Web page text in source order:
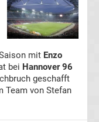
mit Enzo
bei Hannover 96
geschafft
Team von Stefan